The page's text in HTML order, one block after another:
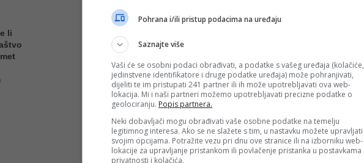
li
Pohrana i/ili pristup podacima na uređaju
Saznajte više
Vaši će se osobni podaci obrađivati, a podatke s vašeg uređaja (kolačiće,
jedinstvene identifikatore i druge podatke uređaja) može pohranjivati,
dijeliti te im pristupati 241 partner ili ih može upotrebljavati ova web-
lokacija. Mi i naši partneri možemo upotrebljavati precizne podatke o
geolociranju. Popis partnera.
Neki dobavljači mogu obrađivati vaše osobne podatke na temelju
legitimnog interesa. Ako se ne slažete s tim, u nastavku možete upravljati
svojim opcijama. Potražite vezu pri dnu ove stranice ili na izborniku web-
lokacije za upravljanje pristankom ili povlačenje pristanka u postavkama
privatnosti i kolačića.